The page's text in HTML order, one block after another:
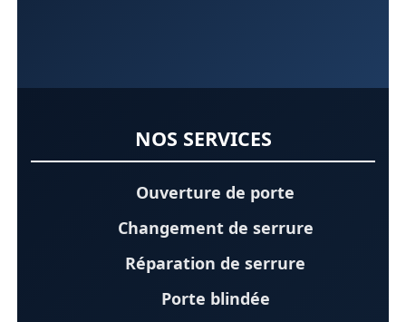
NOS SERVICES
Ouverture de porte
Changement de serrure
Réparation de serrure
Porte blindée